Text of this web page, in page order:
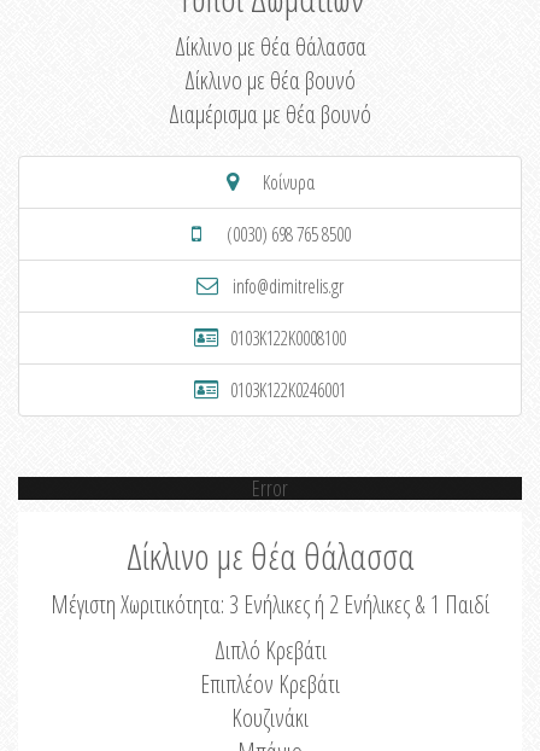
Δίκλινο με θέα θάλασσα
Δίκλινο με θέα βουνό
Διαμέρισμα με θέα βουνό
Κοίνυρα
(0030) 698 765 8500
info@dimitrelis.gr
0103K122K0008100
0103K122K0246001
Error
Δίκλινο με θέα θάλασσα
Μέγιστη Χωριτικότητα: 3 Ενήλικες ή 2 Ενήλικες & 1 Παιδί
Διπλό Κρεβάτι
Επιπλέον Κρεβάτι
Κουζινάκι